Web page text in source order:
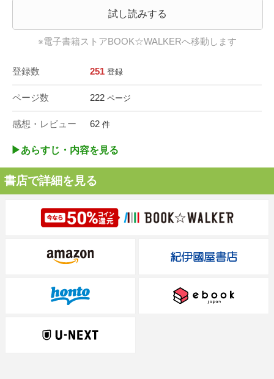
試し読みする
※電子書籍ストアBOOK☆WALKERへ移動します
登録数 251 登録
ページ数 222 ページ
感想・レビュー 62 件
▶︎あらすじ・内容を見る
書店で詳細を見る